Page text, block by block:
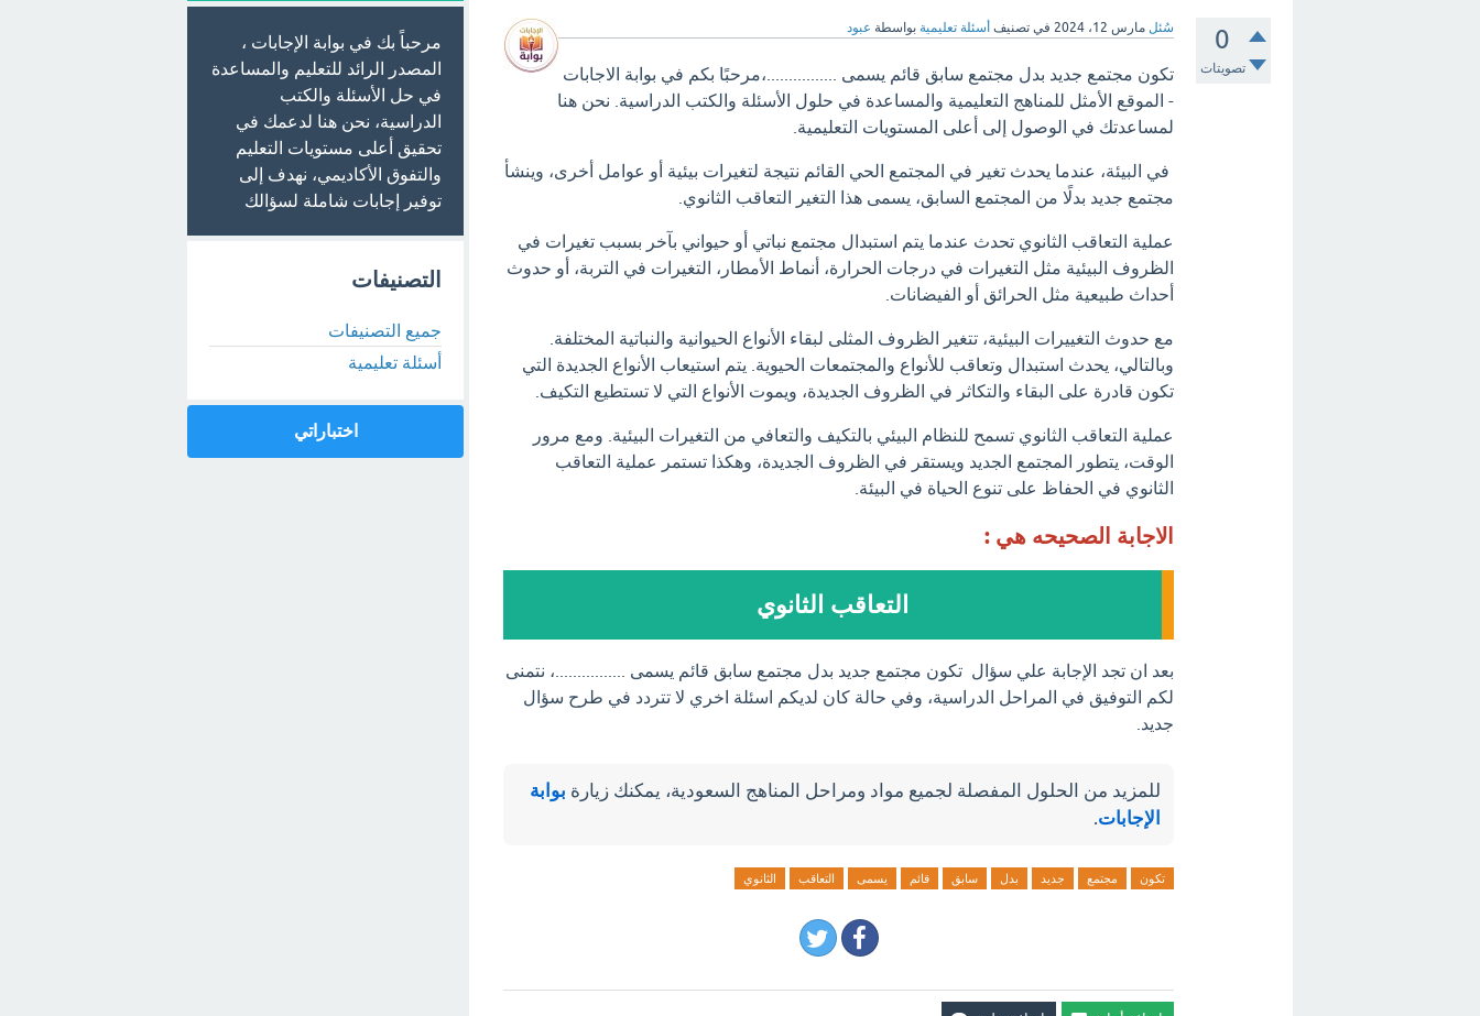
0
تصويتات
سُئل مارس 12، 2024 في تصنيف أسئلة تعليمية بواسطة عبود
تكون مجتمع جديد بدل مجتمع سابق قائم يسمى ................،مرحبًا بكم في بوابة الاجابات
- الموقع الأمثل للمناهج التعليمية والمساعدة في حلول الأسئلة والكتب الدراسية. نحن هنا
لمساعدتك في الوصول إلى أعلى المستويات التعليمية.
في البيئة، عندما يحدث تغير في المجتمع الحي القائم نتيجة لتغيرات بيئية أو عوامل أخرى، وينشأ
مجتمع جديد بدلًا من المجتمع السابق، يسمى هذا التغير التعاقب الثانوي.
عملية التعاقب الثانوي تحدث عندما يتم استبدال مجتمع نباتي أو حيواني بآخر بسبب تغيرات في
الظروف البيئية مثل التغيرات في درجات الحرارة، أنماط الأمطار، التغيرات في التربة، أو حدوث
أحداث طبيعية مثل الحرائق أو الفيضانات.
مع حدوث التغييرات البيئية، تتغير الظروف المثلى لبقاء الأنواع الحيوانية والنباتية المختلفة.
وبالتالي، يحدث استبدال وتعاقب للأنواع والمجتمعات الحيوية. يتم استيعاب الأنواع الجديدة التي
تكون قادرة على البقاء والتكاثر في الظروف الجديدة، ويموت الأنواع التي لا تستطيع التكيف.
عملية التعاقب الثانوي تسمح للنظام البيئي بالتكيف والتعافي من التغيرات البيئية. ومع مرور
الوقت، يتطور المجتمع الجديد ويستقر في الظروف الجديدة، وهكذا تستمر عملية التعاقب
الثانوي في الحفاظ على تنوع الحياة في البيئة.
الاجابة الصحيحه هي :
التعاقب الثانوي
بعد ان تجد الإجابة علي سؤال تكون مجتمع جديد بدل مجتمع سابق قائم يسمى ................، نتمنى
لكم التوفيق في المراحل الدراسية، وفي حالة كان لديكم اسئلة اخري لا تتردد في طرح سؤال
جديد.
للمزيد من الحلول المفصلة لجميع مواد ومراحل المناهج السعودية، يمكنك زيارة بوابة
الإجابات.
تكون مجتمع جديد بدل سابق قائم يسمى التعاقب الثانوي
مرحباً بك في بوابة الإجابات ،
المصدر الرائد للتعليم والمساعدة
في حل الأسئلة والكتب
الدراسية، نحن هنا لدعمك في
تحقيق أعلى مستويات التعليم
والتفوق الأكاديمي، نهدف إلى
توفير إجابات شاملة لسؤالك
التصنيفات
جميع التصنيفات
أسئلة تعليمية
اختباراتي